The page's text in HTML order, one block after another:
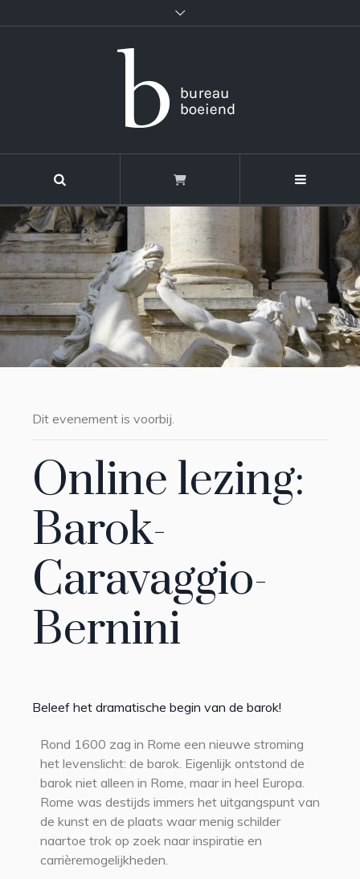
Dit evenement is voorbij.
Online lezing:
Barok-
Caravaggio-
Bernini
Beleef het dramatische begin van de barok!
Rond 1600 zag in Rome een nieuwe stroming
het levenslicht: de barok. Eigenlijk ontstond de
barok niet alleen in Rome, maar in heel Europa.
Rome was destijds immers het uitgangspunt van
de kunst en de plaats waar menig schilder
naartoe trok op zoek naar inspiratie en
carrièremogelijkheden.